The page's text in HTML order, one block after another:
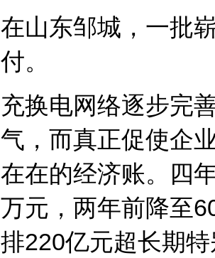
在山东邹城，一批
付。
充换电网络逐步完
气，而真正促使企
在在的经济账。四
万元，两年前降至
排220亿元超长期